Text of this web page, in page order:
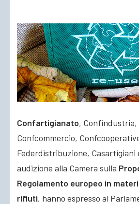
Confartigianato,
Confcommercio,
Federdistribuzione, Casartigiani
audizione alla Camera sulla
Regolamento europeo in
rifiuti, hanno espresso al